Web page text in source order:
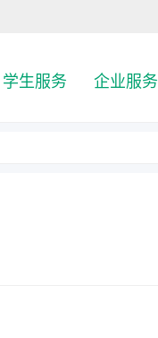
学生服务 企业服务